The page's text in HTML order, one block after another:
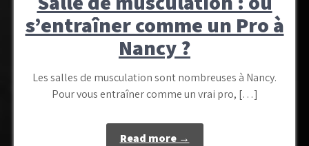
s’entraîner comme un Pro à
Nancy ?
Les salles de musculation sont nombreuses à Nancy.
Pour vous entraîner comme un vrai pro, […]
Read more →